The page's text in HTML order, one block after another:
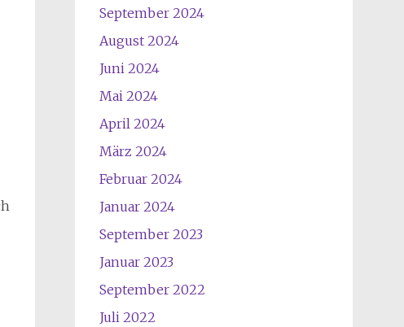
September 2024
August 2024
Juni 2024
Mai 2024
April 2024
März 2024
Februar 2024
Januar 2024
September 2023
Januar 2023
September 2022
Juli 2022